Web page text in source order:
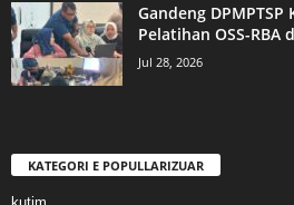
Gandeng
Pelatihan OSS-RBA
Jul 28, 2026
KATEGORI E POPULLARIZUAR